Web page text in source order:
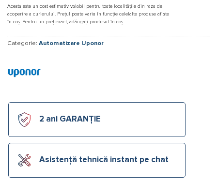
Acesta este un cost estimativ valabil pentru toate localitățile din raza de
acoperire a curierului. Prețul poate varia în funcție celelalte produse aflate
în coș. Pentru un preț exact, adăugați produsul în coș.
Categorie: Automatizare Uponor
2 ani GARANȚIE
Asistență tehnică instant pe chat